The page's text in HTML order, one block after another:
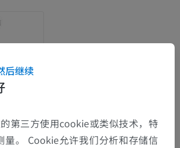
后继续
第三方使用cookie或类似技术，特
量。 Cookie允许我们分析和存储信